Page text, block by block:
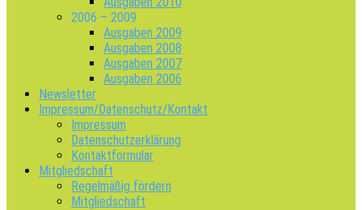
2006 – 2009
Ausgaben 2009
Ausgaben 2008
Ausgaben 2007
Ausgaben 2006
Newsletter
Impressum/Datenschutz/Kontakt
Impressum
Datenschutzerklärung
Kontaktformular
Mitgliedschaft
Regelmäßig fördern
Mitgliedschaft